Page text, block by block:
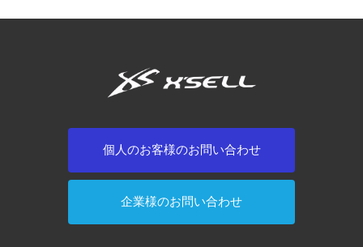
個人のお客様のお問い合わせ
企業様のお問い合わせ